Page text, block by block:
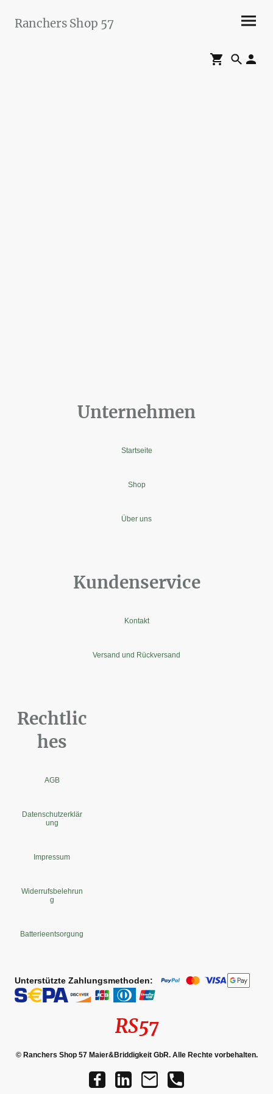
Ranchers Shop 57
Unternehmen
Startseite
Shop
Über uns
Kundenservice
Kontakt
Versand und Rückversand
Rechtlic
hes
AGB
Datenschutzerklär
ung
Impressum
Widerrufsbelehrun
g
Batterieentsorgung
Unterstützte Zahlungsmethoden:
RS57
© Ranchers Shop 57 Maier&Briddigkeit GbR. Alle Rechte vorbehalten.